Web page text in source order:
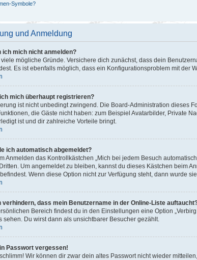
Symbole?
und Anmeldung
ich mich nicht anmelden?
viele mögliche Gründe. Versichere dich zunächst, dass dein
Es ist ebenfalls möglich, dass ein Konfigurationsproblem mit der
mich überhaupt registrieren?
ist nicht unbedingt zwingend. Die Board-Administration dieses
die Gäste nicht haben: zum Beispiel Avatarbilder, Private
ist und dir zahlreiche Vorteile bringt.
ich automatisch abgemeldet?
Anmelden das Kontrollkästchen „Mich bei jedem Besuch
Um angemeldet zu bleiben, kannst du dieses Kästchen beim
befindest. Wenn diese Option nicht zur Verfügung steht, dann wurde
verhindern, dass mein Benutzername in der Online-Liste
Bereich findest du in den Einstellungen eine Option
sehen. Du wirst dann als unsichtbarer Besucher gezählt.
Passwort vergessen!
Wir können dir zwar dein altes Passwort nicht wieder